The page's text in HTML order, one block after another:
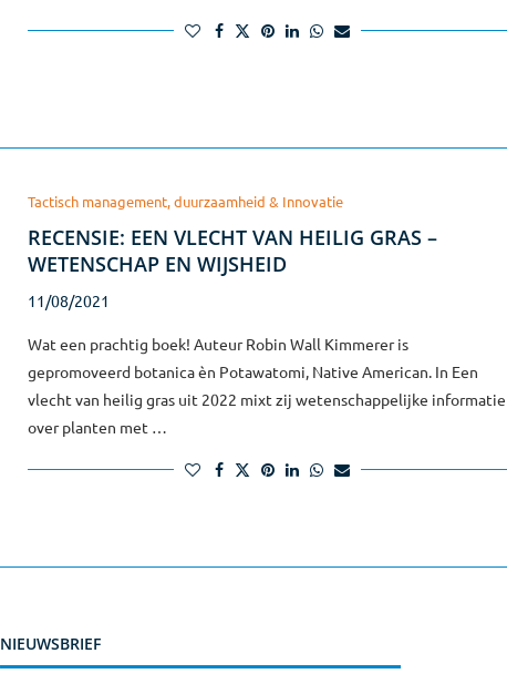
Tactisch management, duurzaamheid & Innovatie
RECENSIE: EEN VLECHT VAN HEILIG GRAS –
WETENSCHAP EN WIJSHEID
11/08/2021
Wat een prachtig boek! Auteur Robin Wall Kimmerer is
gepromoveerd botanica èn Potawatomi, Native American. In Een
vlecht van heilig gras uit 2022 mixt zij wetenschappelijke informatie
over planten met …
NIEUWSBRIEF